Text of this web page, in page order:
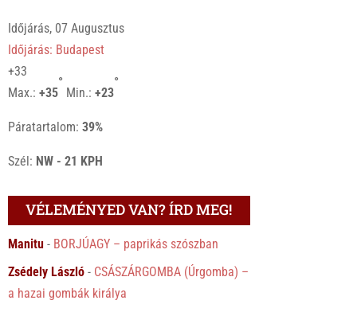
Időjárás, 07 Augusztus
Időjárás: Budapest
+33
Max.:+35
°
Min.:+23
°
Páratartalom:39%
Szél: NW - 21 KPH
VÉLEMÉNYED VAN? ÍRD MEG!
Manitu - BORJÚAGY – paprikás szószban
Zsédely László - CSÁSZÁRGOMBA (Úrgomba) –
a hazai gombák királya